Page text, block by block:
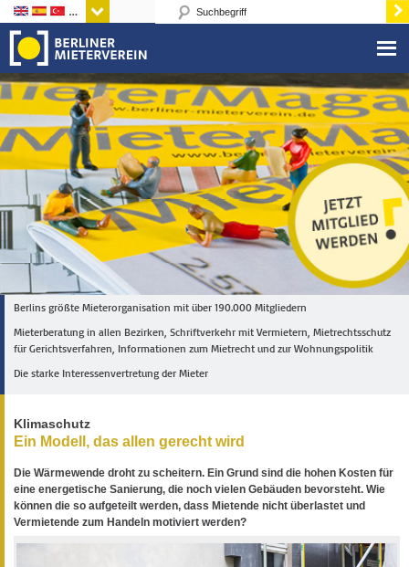
Sprachen
Berlins größte Mieterorganisation mit über 190.000 Mitgliedern
Mieterberatung in allen Bezirken, Schriftverkehr mit Vermietern, Mietrechtsschutz
für Gerichtsverfahren, Informationen zum Mietrecht und zur Wohnungspolitik
Die starke Interessenvertretung der Mieter
Klimaschutz
Ein Modell, das allen gerecht wird
Die Wärmewende droht zu scheitern. Ein Grund sind die hohen Kosten für
eine energetische Sanierung, die noch vielen Gebäuden bevorsteht. Wie
können die so aufgeteilt werden, dass Mietende nicht überlastet und
Vermietende zum Handeln motiviert werden?